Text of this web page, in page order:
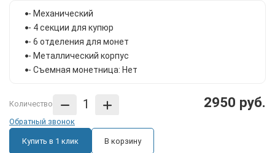
- Механический
- 4 секции для купюр
- 6 отделения для монет
- Металлический корпус
- Съемная монетница: Нет
Количество 2950 руб.
Обратный звонок
Купить в 1 клик В корзину